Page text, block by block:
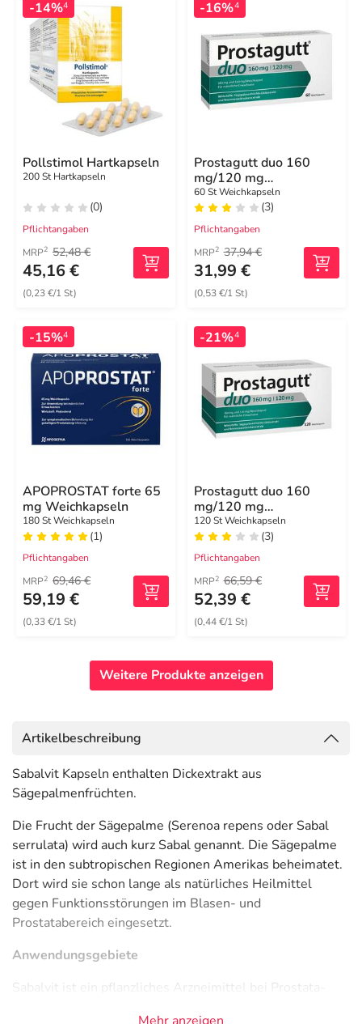
-14%4
Pollstimol Hartkapseln
200 St Hartkapseln
(0)
Pflichtangaben
MRP2 52,48 €
45,16 €
(0,23 €/1 St)
-16%4
Prostagutt duo 160
mg/120 mg
Weichkapseln
60 St Weichkapseln
(3)
Pflichtangaben
MRP2 37,94 €
31,99 €
(0,53 €/1 St)
-15%4
APOPROSTAT forte 65
mg Weichkapseln
180 St Weichkapseln
(1)
Pflichtangaben
MRP2 69,46 €
59,19 €
(0,33 €/1 St)
-21%4
Prostagutt duo 160
mg/120 mg
Weichkapseln
120 St Weichkapseln
(3)
Pflichtangaben
MRP2 66,59 €
52,39 €
(0,44 €/1 St)
Weitere Produkte anzeigen
Artikelbeschreibung
Sabalvit Kapseln enthalten Dickextrakt aus
Sägepalmenfrüchten.
Die Frucht der Sägepalme (Serenoa repens oder Sabal
serrulata) wird auch kurz Sabal genannt. Die Sägepalme
ist in den subtropischen Regionen Amerikas beheimatet.
Dort wird sie schon lange als natürliches Heilmittel
gegen Funktionsstörungen im Blasen- und
Prostatabereich eingesetzt.
Anwendungsgebiete
Sabalvit ist ein pflanzliches Arzneimittel bei Prostata-